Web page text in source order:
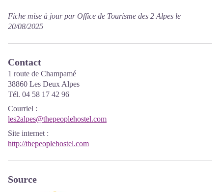
Fiche mise à jour par Office de Tourisme des 2 Alpes le
20/08/2025
Contact
1 route de Champamé
38860 Les Deux Alpes
Tél. 04 58 17 42 96
Courriel :
les2alpes@thepeoplehostel.com
Site internet :
http://thepeoplehostel.com
Source